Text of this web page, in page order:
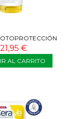
177 ML
21,95 €
AL CARRITO